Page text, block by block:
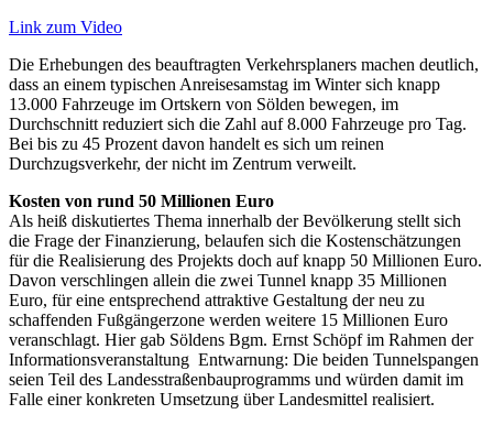
Link zum Video
Die Erhebungen des beauftragten Verkehrsplaners machen deutlich,
dass an einem typischen Anreisesamstag im Winter sich knapp
13.000 Fahrzeuge im Ortskern von Sölden bewegen, im
Durchschnitt reduziert sich die Zahl auf 8.000 Fahrzeuge pro Tag.
Bei bis zu 45 Prozent davon handelt es sich um reinen
Durchzugsverkehr, der nicht im Zentrum verweilt.
Kosten von rund 50 Millionen Euro
Als heiß diskutiertes Thema innerhalb der Bevölkerung stellt sich
die Frage der Finanzierung, belaufen sich die Kostenschätzungen
für die Realisierung des Projekts doch auf knapp 50 Millionen Euro.
Davon verschlingen allein die zwei Tunnel knapp 35 Millionen
Euro, für eine entsprechend attraktive Gestaltung der neu zu
schaffenden Fußgängerzone werden weitere 15 Millionen Euro
veranschlagt. Hier gab Söldens Bgm. Ernst Schöpf im Rahmen der
Informationsveranstaltung Entwarnung: Die beiden Tunnelspangen
seien Teil des Landesstraßenbauprogramms und würden damit im
Falle einer konkreten Umsetzung über Landesmittel realisiert.